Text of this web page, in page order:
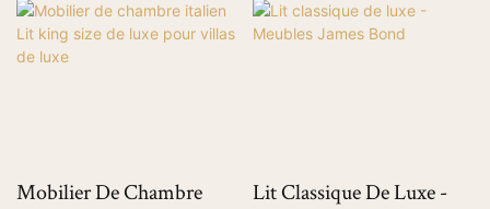
Mobilier De Chambre
Lit Classique De Luxe -